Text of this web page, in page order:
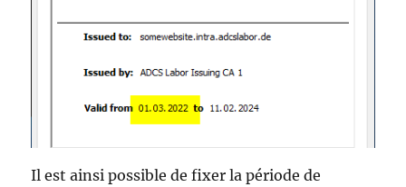
Il est ainsi possible de fixer la période de